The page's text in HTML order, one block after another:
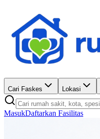
Cari Faskes Lokasi
MasukDaftarkan Fasilitas